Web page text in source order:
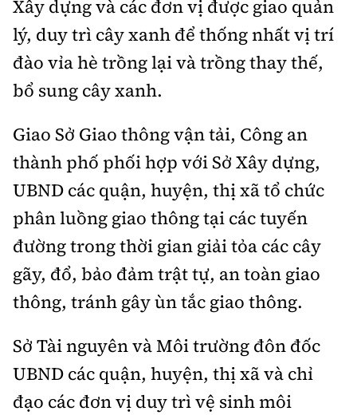
Xây dựng và các đơn vị được giao quản
lý, duy trì cây xanh để thống nhất vị trí
đào vỉa hè trồng lại và trồng thay thế,
bổ sung cây xanh.
Giao Sở Giao thông vận tải, Công an
thành phố phối hợp với Sở Xây dựng,
UBND các quận, huyện, thị xã tổ chức
phân luồng giao thông tại các tuyến
đường trong thời gian giải tỏa các cây
gãy, đổ, bảo đảm trật tự, an toàn giao
thông, tránh gây ùn tắc giao thông.
Sở Tài nguyên và Môi trường đôn đốc
UBND các quận, huyện, thị xã và chỉ
đạo các đơn vị duy trì vệ sinh môi